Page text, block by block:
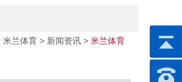
米兰体育 > 新闻资讯 > 米兰体育